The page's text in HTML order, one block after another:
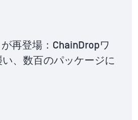
が再登場：ChainDropワ
、数百のパッケージに